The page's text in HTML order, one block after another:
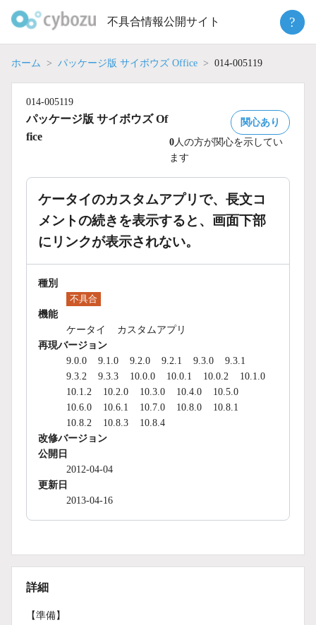
不具合情報公開サイト ?
ホーム パッケージ版 サイボウズ Office 014-005119
014-005119
パッケージ版 サイボウズ Of
fice
関心あり
0人の方が関心を示してい
ます
ケータイのカスタムアプリで、長文コ
メントの続きを表示すると、画面下部
にリンクが表示されない。
種別
不具合
機能
ケータイ
カスタムアプリ
再現バージョン
9.0.0
9.1.0 9.2.0 9.2.1 9.3.0
9.3.1
9.3.2
9.3.3 10.0.0 10.0.1 10.0.2
10.1.0
10.1.2
10.2.0 10.3.0 10.4.0
10.5.0
10.6.0
10.6.1 10.7.0 10.8.0
10.8.1
10.8.2
10.8.3
10.8.4
改修バージョン
公開日
2012-04-04
更新日
2013-04-16
詳細
【準備】